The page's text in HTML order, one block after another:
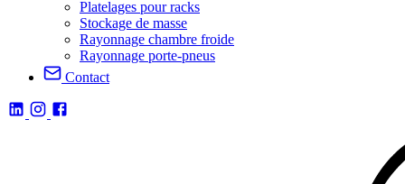
Platelages pour racks
Stockage de masse
Rayonnage chambre froide
Rayonnage porte-pneus
Contact